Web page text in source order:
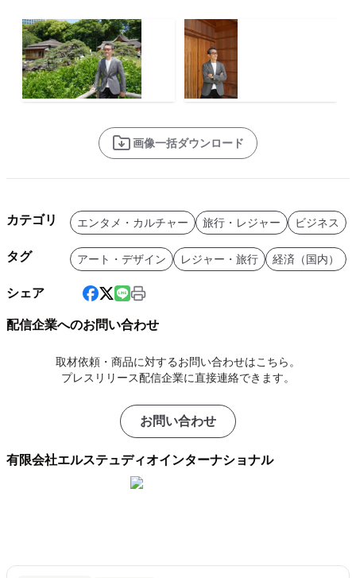
画像一括ダウンロード
カテゴリ エンタメ・カルチャー 旅行・レジャー ビジネス
タグ アート・デザイン レジャー・旅行 経済（国内）
シェア
配信企業へのお問い合わせ
取材依頼・商品に対するお問い合わせはこちら。
プレスリリース配信企業に直接連絡できます。
お問い合わせ
有限会社エルステュディオインターナショナル